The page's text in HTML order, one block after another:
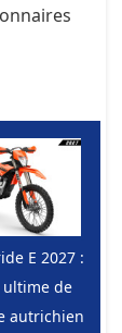
E 2027 :
ultime de
autrichien